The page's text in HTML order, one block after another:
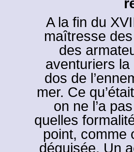
A la fin du
maîtresse
des
aventuriers la
dos de
mer. Ce
on ne l’a
quelles
point, comme
déguisée. Un